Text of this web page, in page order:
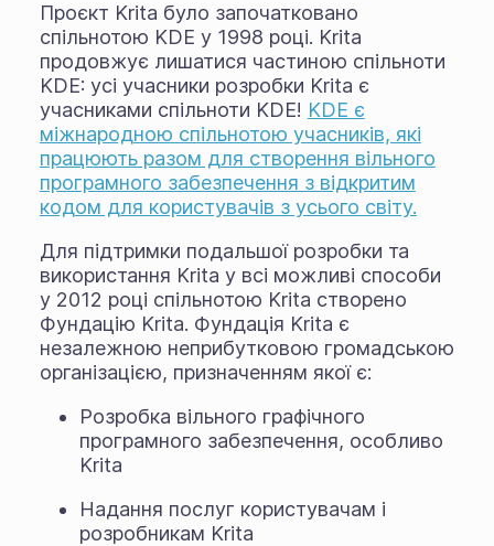
Проєкт Krita було започатковано
спільнотою KDE у 1998 році. Krita
продовжує лишатися частиною спільноти
KDE: усі учасники розробки Krita є
учасниками спільноти KDE! KDE є
міжнародною спільнотою учасників, які
працюють разом для створення вільного
програмного забезпечення з відкритим
кодом для користувачів з усього світу.
Для підтримки подальшої розробки та
використання Krita у всі можливі способи
у 2012 році спільнотою Krita створено
Фундацію Krita. Фундація Krita є
незалежною неприбутковою громадською
організацією, призначенням якої є:
Розробка вільного графічного
програмного забезпечення, особливо
Krita
Надання послуг користувачам і
розробникам Krita